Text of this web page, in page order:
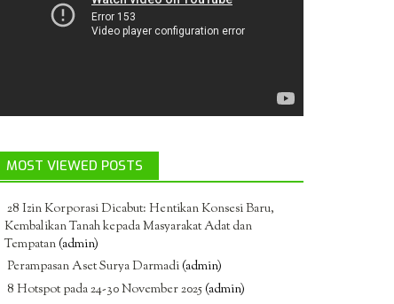
MOST VIEWED POSTS
28 Izin Korporasi Dicabut: Hentikan Konsesi Baru,
Kembalikan Tanah kepada Masyarakat Adat dan
Tempatan(admin)
Perampasan Aset Surya Darmadi(admin)
8 Hotspot pada 24-30 November 2025(admin)